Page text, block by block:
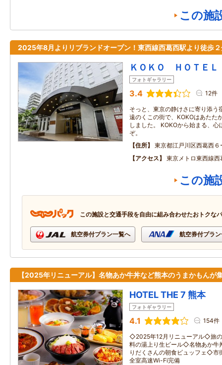
この施
2025年8月よりリブランドオープン！東西線西葛西駅より徒歩
ＫＯＫＯ ＨＯＴＥ
フォトギャラリー
3.4 12件
そっと、東京の静けさに寄り添う
遠のくこの街で、KOKOはあたた
しました。 KOKOから始まる、
ぞ。
住所
東京都江戸川区西葛西６
アクセス
東京メトロ東西線
この施
この施設と交通手段を自由に組み合わせたおトクな
航空券付プラン一覧へ 航空券付プラ
【2025年リニューアル】名物あか牛丼など熊本のうまかもんが
HOTEL THE 7 熊本
フォトギャラリー
4.1 154件
◇2025年12月リニューアル◇旅
料の湯上り生ビール◇名物あか牛
りだくさんの朝食ビュッフェ◇
全室高速Wi-Fi完備